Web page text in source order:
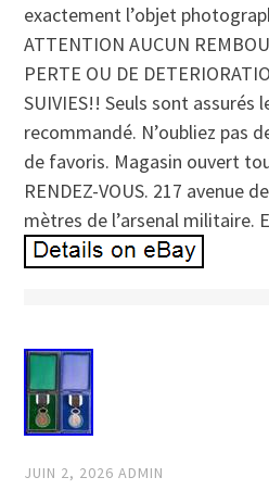
exactement l’objet
ATTENTION AUCUN
PERTE OU DE
SUIVIES!! Seuls sont assurés
recommandé. N’oubliez pas
de favoris. Magasin ouvert
RENDEZ-VOUS. 217 avenue
mètres de l’arsenal militaire.
JUIN 2, 2026 ADMIN